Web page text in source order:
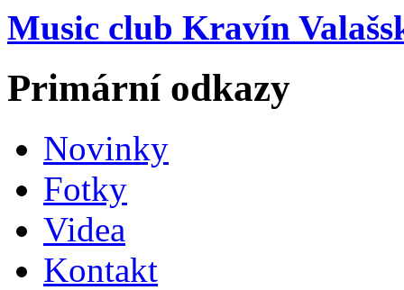
Music club Kravín
Primární odkazy
Novinky
Fotky
Videa
Kontakt